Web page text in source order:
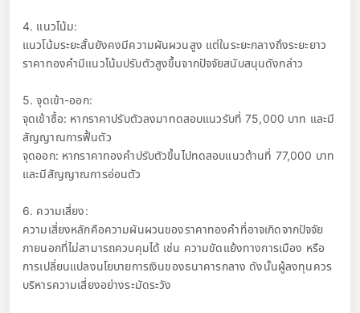
4. แนวโน้ม:
แนวโน้มระยะสั้นยังคงมีความผันผวนสูง แต่ในระยะกลางถึงระยะยาว
ราคาทองคำมีแนวโน้มปรับตัวสูงขึ้นจากปัจจัยสนับสนุนดังกล่าว
5. จุดเข้า-ออก:
จุดเข้าซื้อ: หากราคาปรับตัวลงมาทดสอบแนวรับที่ 75,000 บาท และมี
สัญญาณการฟื้นตัว
จุดออก: หากราคาทองคำปรับตัวขึ้นไปทดสอบแนวต้านที่ 77,000 บาท
และมีสัญญาณการอ่อนตัว
6. ความเสี่ยง:
ความเสี่ยงหลักคือความผันผวนของราคาทองคำที่อาจเกิดจากปัจจัย
ภายนอกที่ไม่สามารถควบคุมได้ เช่น ความขัดแย้งทางการเมือง หรือ
การเปลี่ยนแปลงนโยบายการเงินของธนาคารกลาง ดังนั้นผู้ลงทุนควร
บริหารความเสี่ยงอย่างระมัดระวัง